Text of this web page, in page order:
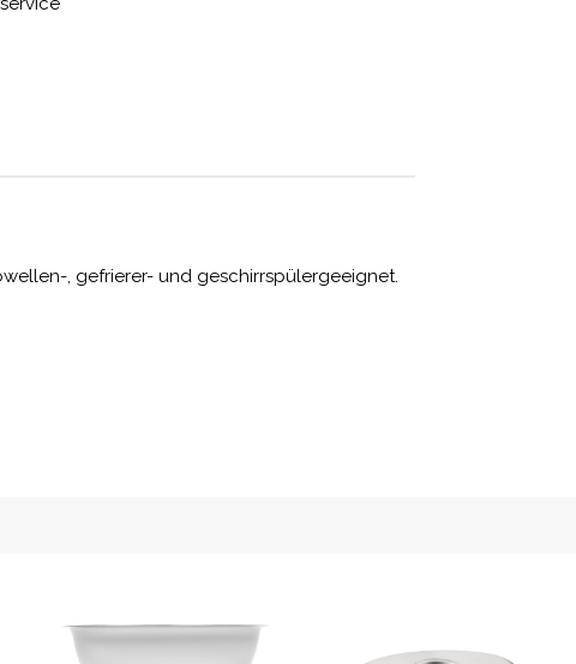
, gefrierer- und geschirrspülergeeignet.